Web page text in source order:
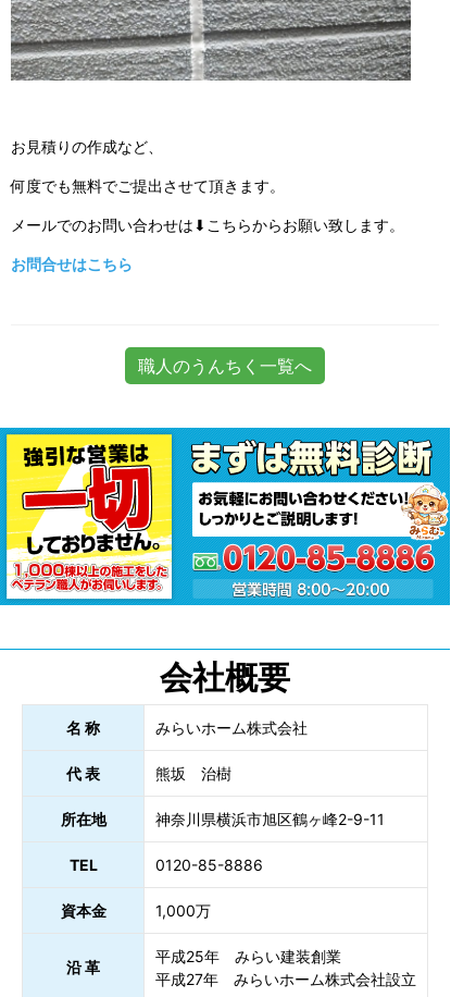
お見積りの作成など、
何度でも無料でご提出させて頂きます。
メールでのお問い合わせは⬇こちらからお願い致します。
お問合せはこちら
職人のうんちく一覧へ
会社概要
名 称 みらいホーム株式会社
代 表 熊坂 治樹
所在地 神奈川県横浜市旭区鶴ヶ峰2-9-11
TEL 0120-85-8886
資本金 1,000万
沿 革
平成25年 みらい建装創業
平成27年 みらいホーム株式会社設立